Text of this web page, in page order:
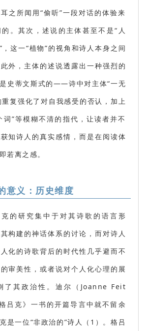
之所闻用“偷听”一段对话的体验来
。其次，述说的主体甚至不是“人
，这一“植物”的视角和诗人本身之间
外，主体的述说透露出一种强烈的
史蒂文斯式的——诗中对主体“一无
重复强化了对自我感受的否认，加上
词”等模糊不清的指代，让读者并不
知诗人的真实感情，而是在阅读体
若离之感。
意义：历史维度
的研究集中于对其诗歌的语言形
构建的神话体系的讨论，而对诗人
化的诗歌背后的时代性几乎避而不
审美性，或者说对个人化心理的展
了其政治性。迪尔
（Joanne Feit
吕克》一书的开篇导言中就不留余
是一位“非政治的”诗人（1）。格吕